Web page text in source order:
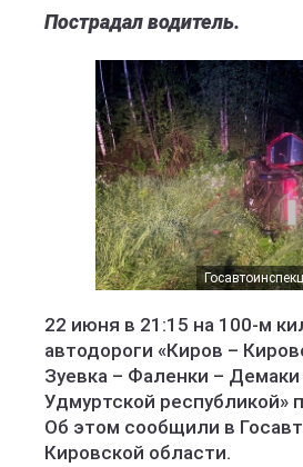
Пострадал водитель.
22 июня в 21:15 на 100-м
автодороги «Киров –
Зуевка – Фаленки – Демаки
Удмуртской республикой»
Об этом сообщили в
Кировской области.